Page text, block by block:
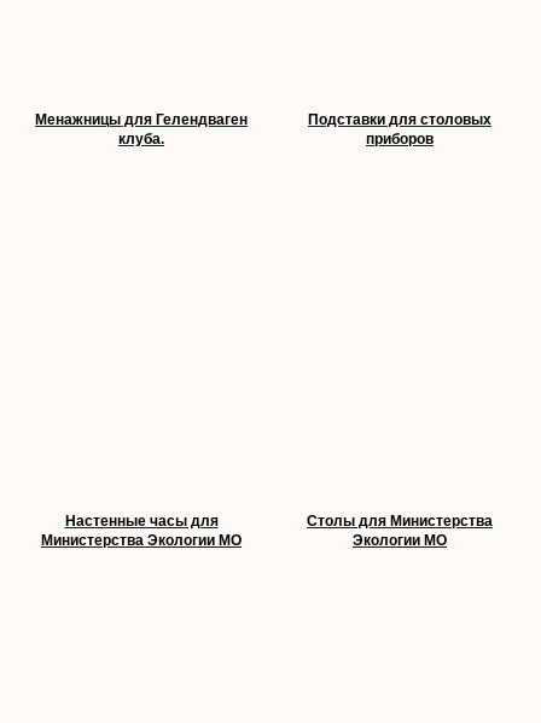
Менажницы для Гелендваген
клуба.
Подставки для столовых
приборов
Настенные часы для
Министерства Экологии МО
Столы для Министерства
Экологии МО